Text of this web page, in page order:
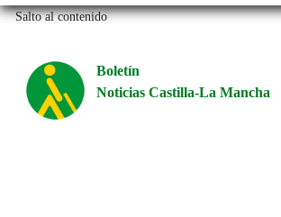
Salto al contenido
Boletín
Noticias Castilla-La Mancha